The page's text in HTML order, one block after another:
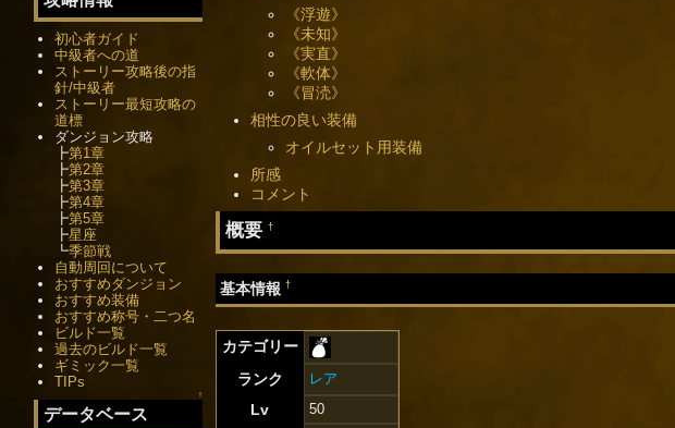
《浮遊》
《未知》
《実直》
《軟体》
《冒涜》
相性の良い装備
オイルセット用装備
所感
コメント
概要 †
基本情報 †
カテゴリー
ランク
レア
Lv 50
初心者ガイド
中級者への道
ストーリー攻略後の指
針/中級者
ストーリー最短攻略の
道標
ダンジョン攻略
┣第1章
┣第2章
┣第3章
┣第4章
┣第5章
┣星座
┗季節戦
自動周回について
おすすめダンジョン
おすすめ装備
おすすめ称号・二つ名
ビルド一覧
過去のビルド一覧
ギミック一覧
TIPs
↑
データベース